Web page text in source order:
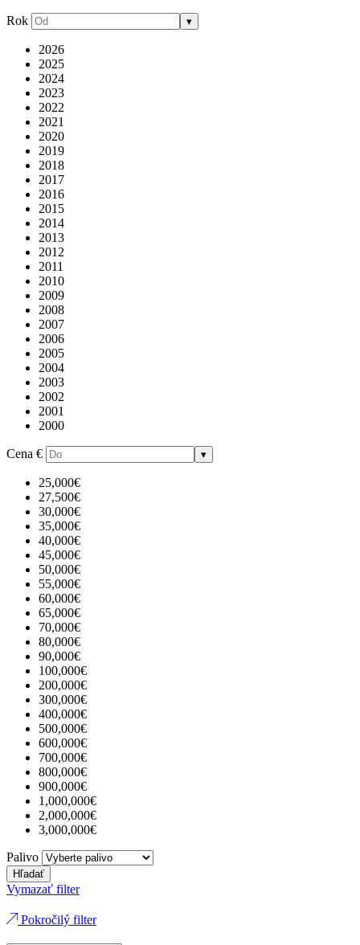
Rok ▾
2026
2025
2024
2023
2022
2021
2020
2019
2018
2017
2016
2015
2014
2013
2012
2011
2010
2009
2008
2007
2006
2005
2004
2003
2002
2001
2000
Cena € ▾
25,000€
27,500€
30,000€
35,000€
40,000€
45,000€
50,000€
55,000€
60,000€
65,000€
70,000€
80,000€
90,000€
100,000€
200,000€
300,000€
400,000€
500,000€
600,000€
700,000€
800,000€
900,000€
1,000,000€
2,000,000€
3,000,000€
Palivo
Hľadať
Vymazať filter
Pokročilý filter